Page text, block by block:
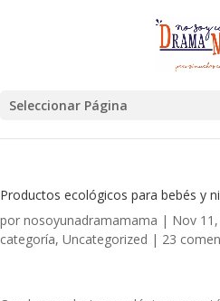
Seleccionar Página
Productos ecológicos para bebés y
por nosoyunadramamama | Nov
categoría, Uncategorized | 23